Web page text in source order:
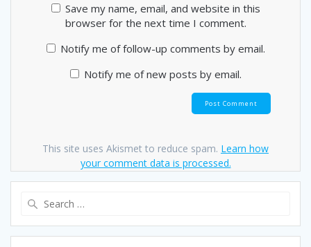
Save my name, email, and website in this
browser for the next time I comment.
Notify me of follow-up comments by email.
Notify me of new posts by email.
This site uses Akismet to reduce spam. Learn how
your comment data is processed.